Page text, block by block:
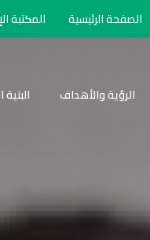
الصفحة الرئيسية المكتبة
الرؤية والأهداف